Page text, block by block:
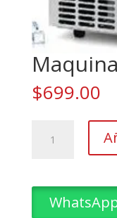
$699.00
cantidad